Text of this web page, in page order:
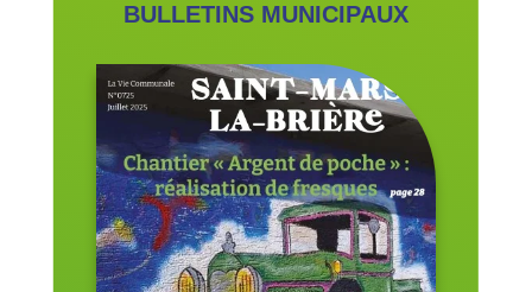
BULLETINS MUNICIPAUX